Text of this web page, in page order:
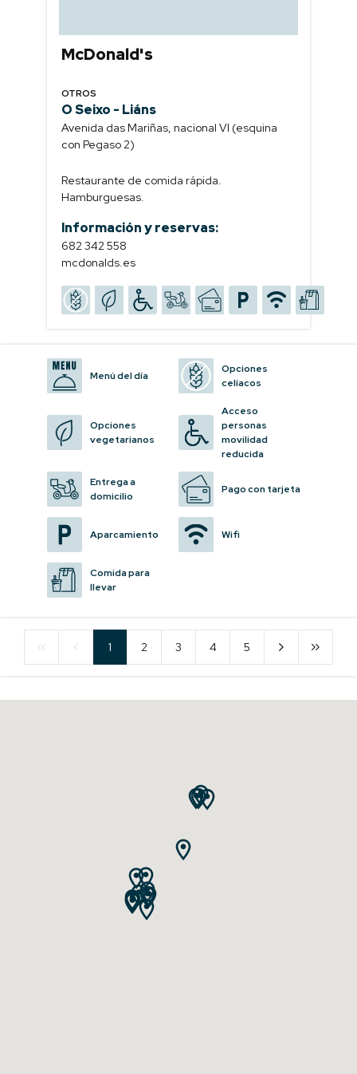
McDonald's
OTROS
O Seixo - Liáns
Avenida das Mariñas, nacional VI (esquina
con Pegaso 2)
Restaurante de comida rápida.
Hamburguesas.
Información y reservas:
682 342 558
mcdonalds.es
Menú del día
Opciones
celíacos
Opciones
vegetarianos
Acceso
personas
movilidad
reducida
Entrega a
domicilio
Pago con tarjeta
Aparcamiento Wifi
Comida para
llevar
1 2 3 4 5